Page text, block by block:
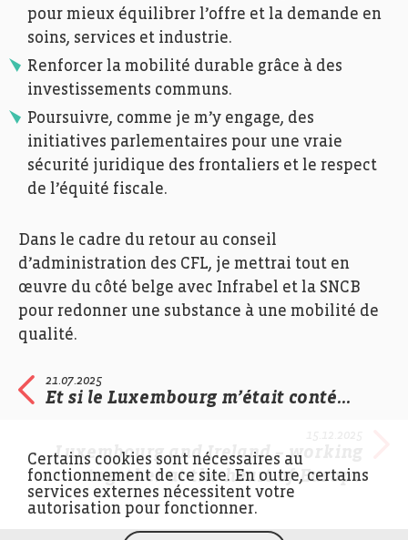
pour mieux équilibrer l’offre et la demande en
soins, services et industrie.
Renforcer la mobilité durable grâce à des
investissements communs.
Poursuivre, comme je m’y engage, des
initiatives parlementaires pour une vraie
sécurité juridique des frontaliers et le respect
de l’équité fiscale.
Dans le cadre du retour au conseil
d’administration des CFL, je mettrai tout en
œuvre du côté belge avec Infrabel et la SNCB
pour redonner une substance à une mobilité de
qualité.
21.07.2025
Et si le Luxembourg m’était conté…
Luxembourg and Ireland – working
together at the heart of Europe
Certains cookies sont nécessaires au
fonctionnement de ce site. En outre, certains
services externes nécessitent votre
autorisation pour fonctionner.